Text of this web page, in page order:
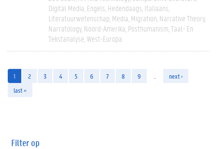
Digital Media Engels Hedendaags Italiaans
Literatuurwetenschap Media Migration Narrative Theory
Narratology Noord-Amerika Posthumanism Taal- En
Tekstanalyse West-Europa
1 2 3 4 5 6 7 8 9
next ›
last »
Filter op